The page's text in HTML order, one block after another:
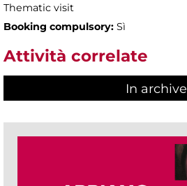
Thematic visit
Booking compulsory: Sì
Attività correlate
In archive